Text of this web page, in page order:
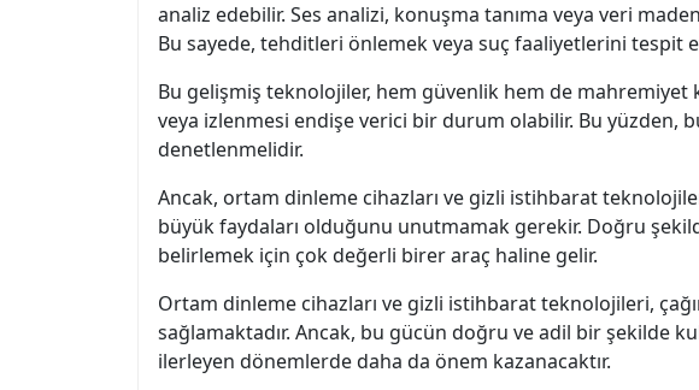
analiz edebilir. Ses analizi, konuşma tanıma veya veri
Bu sayede, tehditleri önlemek veya suç faaliyetlerini tespit
Bu gelişmiş teknolojiler, hem güvenlik hem de
veya izlenmesi endişe verici bir durum olabilir. Bu yüzden,
denetlenmelidir.
Ancak, ortam dinleme cihazları ve gizli istihbarat
büyük faydaları olduğunu unutmamak gerekir. Doğru
belirlemek için çok değerli birer araç haline gelir.
Ortam dinleme cihazları ve gizli istihbarat teknolojileri,
sağlamaktadır. Ancak, bu gücün doğru ve adil bir şekilde
ilerleyen dönemlerde daha da önem kazanacaktır.